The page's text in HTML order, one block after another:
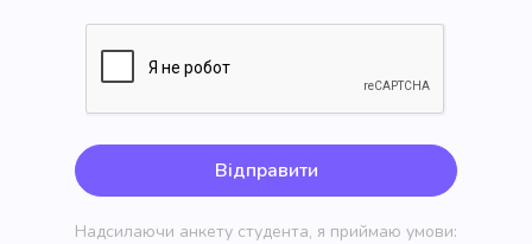
Відправити
Надсилаючи анкету студента, я приймаю умови: